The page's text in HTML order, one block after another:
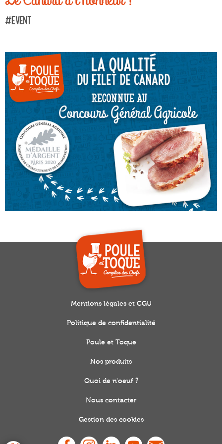
#Event
Mentions légales et CGU
Politique de confidentialité
Poule et Toque
Nos produits
Quoi de n'oeuf ?
Nous contacter
Gestion des cookies